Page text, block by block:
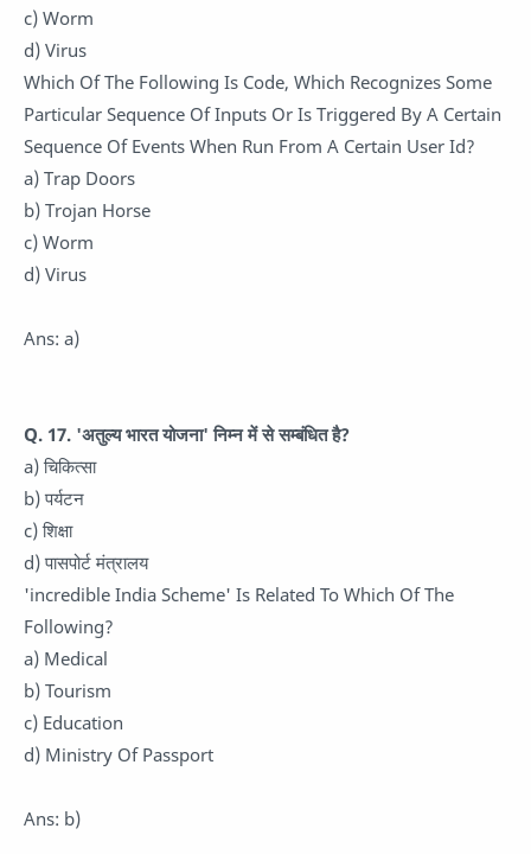
c) Worm
d) Virus
Which Of The Following Is Code, Which Recognizes Some
Particular Sequence Of Inputs Or Is Triggered By A Certain
Sequence Of Events When Run From A Certain User Id?
a) Trap Doors
b) Trojan Horse
c) Worm
d) Virus
Ans: a)
Q. 17. 'अतुल्य भारत योजना' निम्न में से सम्बंधित है?
a) चिकित्सा
b) पर्यटन
c) शिक्षा
d) पासपोर्ट मंत्रालय
'incredible India Scheme' Is Related To Which Of The
Following?
a) Medical
b) Tourism
c) Education
d) Ministry Of Passport
Ans: b)